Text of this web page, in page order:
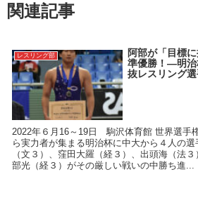
関連記事
レスリング部
阿部が「目標
準優勝！―明治
抜レスリング
2022年６月16～19日 駒沢体育館 世界選手
ら実力者が集まる明治杯に中大から４人の
（文３）、窪田大羅（経３）、出頭海（法
部光（経３）がその厳しい戦いの中勝ち進...